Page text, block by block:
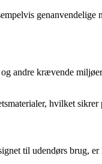
genanvendelige
andre krævende
hvilket
til udendørs brug,